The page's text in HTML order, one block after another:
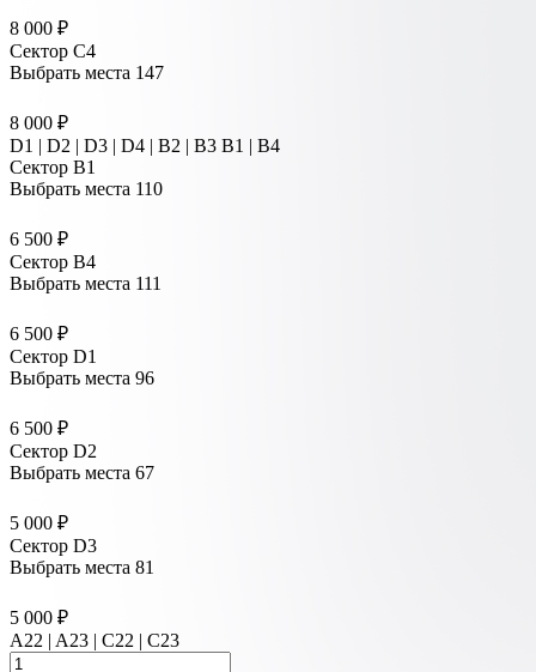
8 000 ₽
Сектор C4
Выбрать места 147
8 000 ₽
D1 | D2 | D3 | D4 | B2 | B3 B1 | В4
Сектор B1
Выбрать места 110
6 500 ₽
Сектор B4
Выбрать места 111
6 500 ₽
Сектор D1
Выбрать места 96
6 500 ₽
Сектор D2
Выбрать места 67
5 000 ₽
Сектор D3
Выбрать места 81
5 000 ₽
A22 | A23 | C22 | C23